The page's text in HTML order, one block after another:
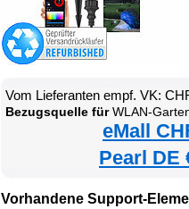
Vom Lieferanten empf. VK:
Bezugsquelle fürWLAN-Gartenstrahler mit RGB-
eMall
Pearl DE
Vorhandene Support-